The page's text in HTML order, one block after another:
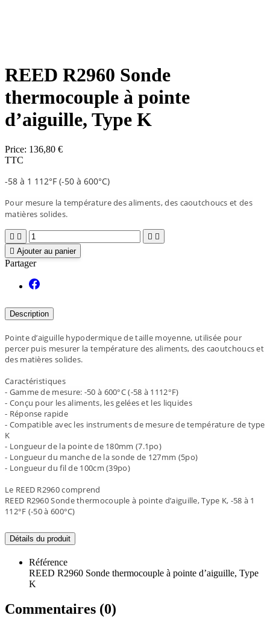
REED R2960 Sonde
thermocouple à pointe
d’aiguille, Type K
Price: 136,80 €
TTC
-58 à 1 112°F (-50 à 600°C)
Pour mesure la température des aliments, des caoutchoucs et des
matières solides.
   
 Ajouter au panier
Partager
Description
Pointe d’aiguille hypodermique de taille moyenne, utilisée pour
percer puis mesurer la température des aliments, des caoutchoucs et
des matières solides.
Caractéristiques
- Gamme de mesure: -50 à 600°C (-58 à 1112°F)
- Conçu pour les aliments, les gelées et les liquides
- Réponse rapide
- Compatible avec les instruments de mesure de température de type
K
- Longueur de la pointe de 180mm (7.1po)
- Longueur du manche de la sonde de 127mm (5po)
- Longueur du fil de 100cm (39po)
Le REED R2960 comprend
REED R2960 Sonde thermocouple à pointe d’aiguille, Type K, -58 à 1
112°F (-50 à 600°C)
Détails du produit
Référence
REED R2960 Sonde thermocouple à pointe d’aiguille, Type
K
Commentaires (0)